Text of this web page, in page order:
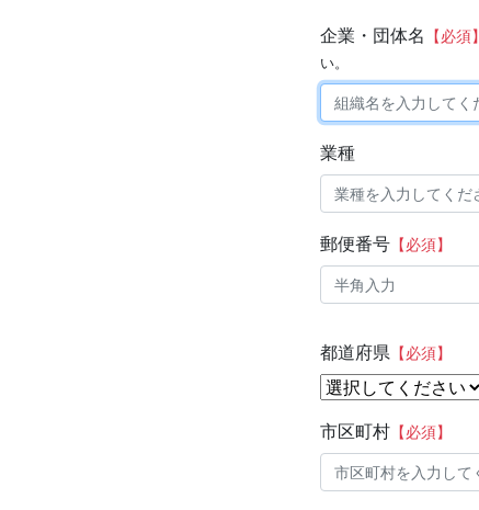
企業・団体名 【必須】
い。
業種
郵便番号 【必須】
都道府県 【必須】
市区町村 【必須】